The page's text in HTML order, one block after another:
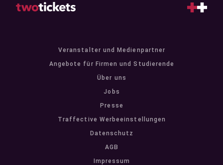
Veranstalter und Medienpartner
Angebote für Firmen und Studierende
Über uns
Jobs
Presse
Traffective Werbeeinstellungen
Datenschutz
AGB
Impressum